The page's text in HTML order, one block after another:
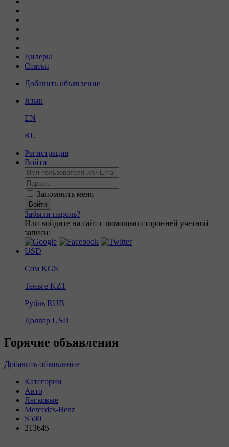
Дилеры
Статьи
Добавить объявление
Язык
EN
RU
Регистрация
Войти
Запомнить меня
Войти
Забыли пароль?
Или войдите на сайт с помощью сторонней учетной
записи:
USD
Сом KGS
Теньге KZT
Рубль RUB
Доллар USD
Горячие объявления
Добавить объявление
Категории
Авто
Легковые
Mercedes-Benz
S500
213645